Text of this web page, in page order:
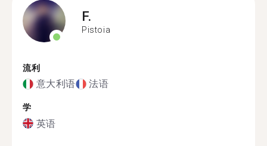
F.
Pistoia
流利
意大利语 法语
学
英语